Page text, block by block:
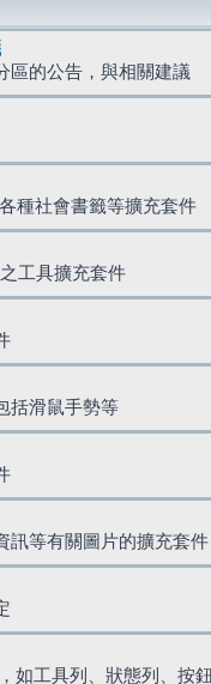
區的公告，與相關建議
種社會書籤等擴充套件
工具擴充套件
括滑鼠手勢等
訊等有關圖片的擴充套件
如工具列、狀態列、按